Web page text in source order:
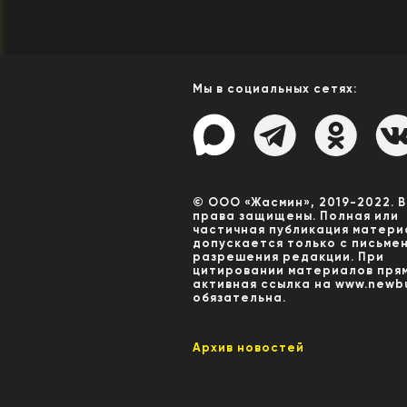
Мы в социальных сетях:
© ООО «Жасмин», 2019-2022.
права защищены. Полная или
частичная публикация
допускается только с
разрешения редакции. При
цитировании материалов
активная ссылка на
обязательна.
Архив новостей